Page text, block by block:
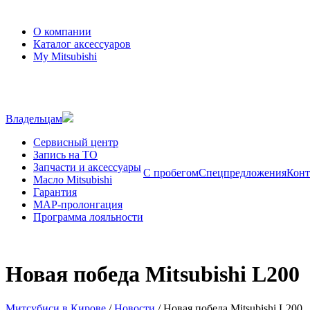
О компании
Каталог аксессуаров
My Mitsubishi
Владельцам
Сервисный центр
Запись на ТО
Запчасти и аксессуары
Масло Mitsubishi
Гарантия
MAP-пролонгация
Программа лояльности
С пробегомСпецпредложения
Новая победа Mitsubishi L200